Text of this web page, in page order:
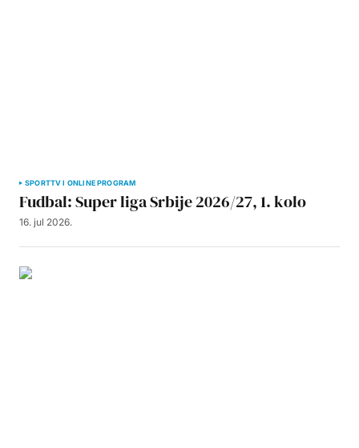
SPORTTV I ONLINE PROGRAM
Fudbal: Super liga Srbije 2026/27, 1. kolo
16. jul 2026.